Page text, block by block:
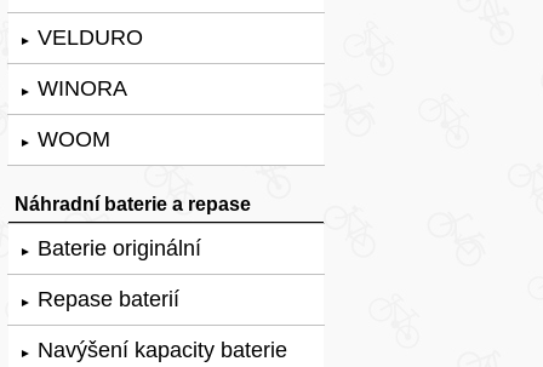
► VELDURO
► WINORA
► WOOM
Náhradní baterie a repase
► Baterie originální
► Repase baterií
► Navýšení kapacity baterie